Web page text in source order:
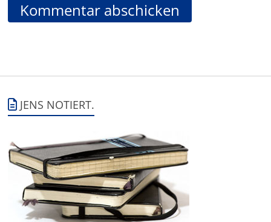
JENS NOTIERT.